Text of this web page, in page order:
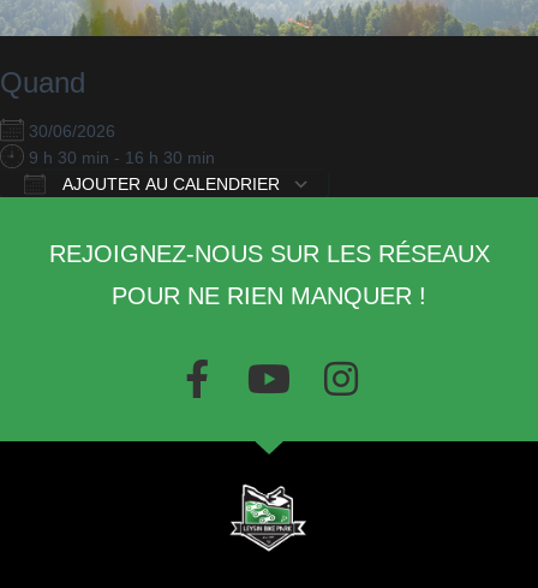
Quand
30/06/2026
9 h 30 min - 16 h 30 min
AJOUTER AU CALENDRIER
REJOIGNEZ-NOUS SUR LES RÉSEAUX
POUR NE RIEN MANQUER !